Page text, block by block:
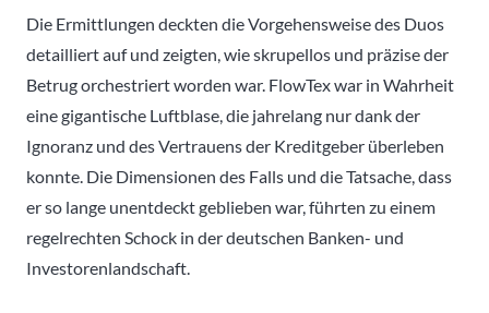
Die Ermittlungen deckten die Vorgehensweise des Duos
detailliert auf und zeigten, wie skrupellos und präzise der
Betrug orchestriert worden war. FlowTex war in Wahrheit
eine gigantische Luftblase, die jahrelang nur dank der
Ignoranz und des Vertrauens der Kreditgeber überleben
konnte. Die Dimensionen des Falls und die Tatsache, dass
er so lange unentdeckt geblieben war, führten zu einem
regelrechten Schock in der deutschen Banken- und
Investorenlandschaft.